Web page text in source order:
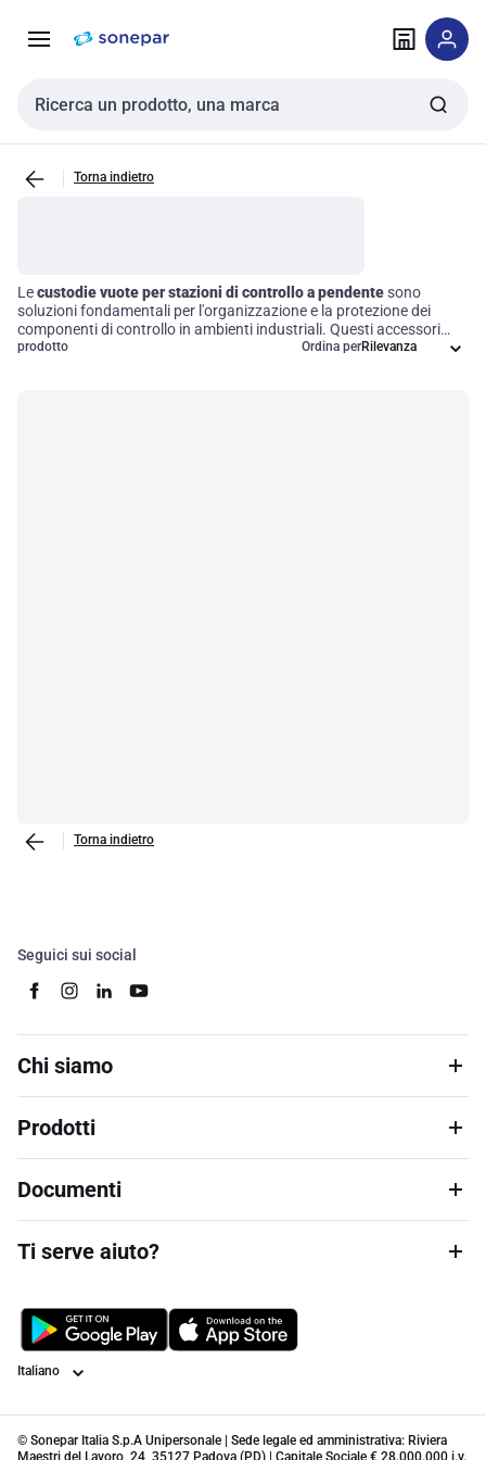
navigazione alla
Cerca input
Torna indietro
Lecustodie vuote per stazioni di controllo a pendentesono
soluzioni fondamentali per l'organizzazione e la protezione dei
componenti di controllo in ambienti industriali. Questi accessori
sono progettati per garantire la sicurezza e l'efficienza operativa,
prodotto Ordina per
Torna indietro
Seguici sui social
Chi siamo
Prodotti
Documenti
Ti serve aiuto?
Lingua
© Sonepar Italia S.p.A Unipersonale | Sede legale ed amministrativa: Riviera
Maestri del Lavoro, 24, 35127 Padova (PD) | Capitale Sociale € 28.000.000 i.v.